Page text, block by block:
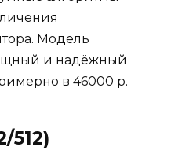
Модель
и надёжный
в 46000 р.
512)